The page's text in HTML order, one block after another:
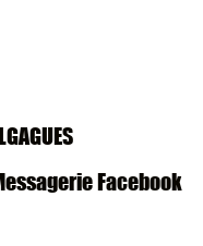
Facebook